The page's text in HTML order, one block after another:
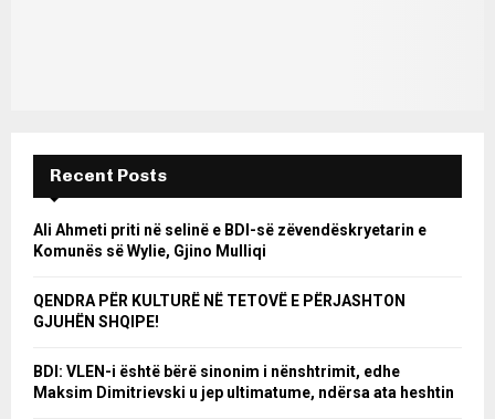
Recent Posts
Ali Ahmeti priti në selinë e BDI-së zëvendëskryetarin e
Komunës së Wylie, Gjino Mulliqi
QENDRA PËR KULTURË NË TETOVË E PËRJASHTON
GJUHËN SHQIPE!
BDI: VLEN-i është bërë sinonim i nënshtrimit, edhe
Maksim Dimitrievski u jep ultimatume, ndërsa ata heshtin